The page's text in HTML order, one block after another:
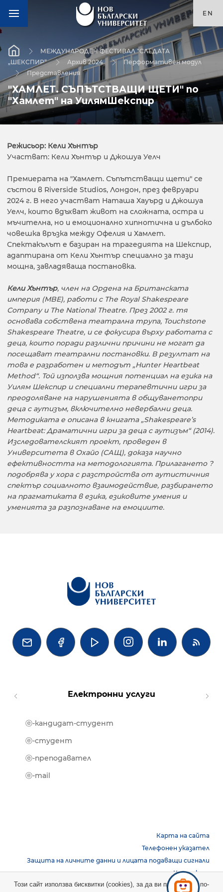
EN
МЕЖДУНАРОДЕН ФЕСТИВАЛ "СЛЕДАТА
„ШЕКСПИР“
Архив 2024
Перформативен модул
Представления
"ХАМЛЕТ. СЪПЪТСТВАЩИ ЩЕТИ" по
"Хамлет" на УилямШекспир
Режисьор: Кели Хънтър
Участват: Кели Хънтър и Джошуа Уелч
Премиерата на "Хамлет. Съпътстващи щети" се
състои в Riverside Studios, Лондон, през февруари
2024 г. В него участват Наташа Хауърд и Джошуа
Уелч, които вдъхват живот на сложната, остра и
мъчителна, но и емоционално хипнотична и дълбоко
човешка връзка между Офелия и Хамлет.
Спектакълът е базиран на трагедията на Шекспир,
адаптирана от Кели Хънтър специално за тази
мощна, завладяваща постановка.
Кели Хънтър, член на Ордена на Британската
империя (MBE), работи с The Royal Shakespeare
Company и The National Theatre. През 2002 г. тя
основава собствена театрална трупа, Touchstone
Shakespeare Theatre, и се фокусира върху работата с
деца, които поради различни причини не могат да
посещават театрални постановки. В резултат на
това е разработен и методът „Hunter Heartbeat
Method“. Той използва мощния потенциал на езика на
Уилям Шекспир и специални терапевтични игри за
преодоляване на нарушенията в общуванетопри
деца с аутизъм, включително невербални деца.
Методиката е описана в книгата „Shakespeare’s
Heartbeat: Драматични игри за деца с аутизъм“ (2014).
Изследователският проект, проведен в
Университета в Охайо (САЩ), доказа научно
ефективността на методологията. Прилагането ?
подобрява у хора с разстройства от аутистичния
спектър социалното взаимодействие, разбирането
на прагматиката в езика, езиковите умения и
уменията за разпознаване на емоциите.
   
Електронни услуги
ⓔ-кандидат-студент
ⓔ-студент
ⓔ-преподавател
ⓔ-mail
Карта на сайта
Телефонен указател
Защита на личните данни и лицата подаващи сигнали
Контакти
Този сайт използва бисквитки (cookies), за да ви предостави по-